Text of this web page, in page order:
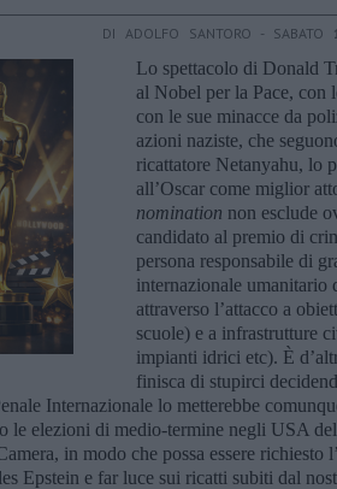
DI ADOLFO SANTORO - SABATO
Lo spettacolo di Donald
al Nobel per la Pace, con
con le sue minacce da
azioni naziste, che
ricattatore Netanyahu, lo
all’Oscar come miglior
nomination non esclude
candidato al premio di
persona responsabile di
internazionale umanitario
attraverso l’attacco a
scuole) e a infrastrutture
impianti idrici etc). È
finisca di stupirci
Internazionale lo metterebbe
le elezioni di medio-termine negli USA
in modo che possa essere richiesto
Epstein e far luce sui ricatti subiti dal